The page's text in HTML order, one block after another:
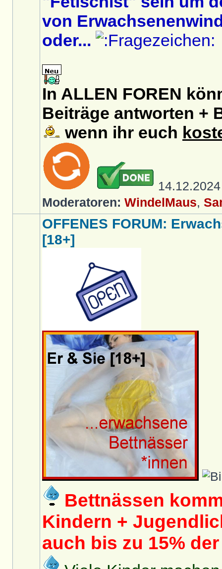
von
oder...
In ALLEN FOREN
Beiträge antworten +
wenn ihr euch
Moderatoren: WindelMaus,
OFFENES FORUM:
[18+]
Bettnässen
Kindern +
auch bis zu 15%